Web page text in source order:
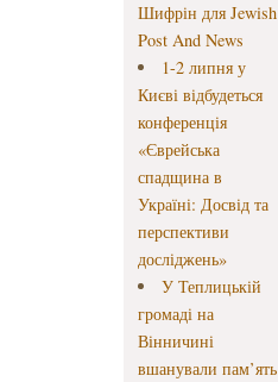
Шифрін для Jewish
Post And News
1-2 липня у
Києві відбудеться
конференція
«Єврейська
спадщина в
Україні: Досвід та
перспективи
досліджень»
У Теплицькій
громаді на
Вінничині
вшанували пам’ять